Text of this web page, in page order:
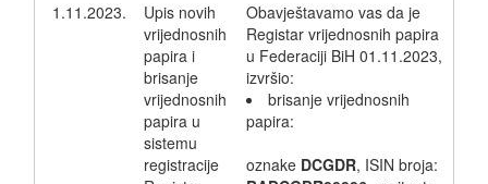
1.11.2023.
Upis novih
vrijednosnih
papira i
brisanje
vrijednosnih
papira u
sistemu
registracije
Obavještavamo vas da je
Registar vrijednosnih papira
u Federaciji BiH 01.11.2023,
izvršio:
brisanje vrijednosnih
papira:
oznake DCGDR, ISIN broja: